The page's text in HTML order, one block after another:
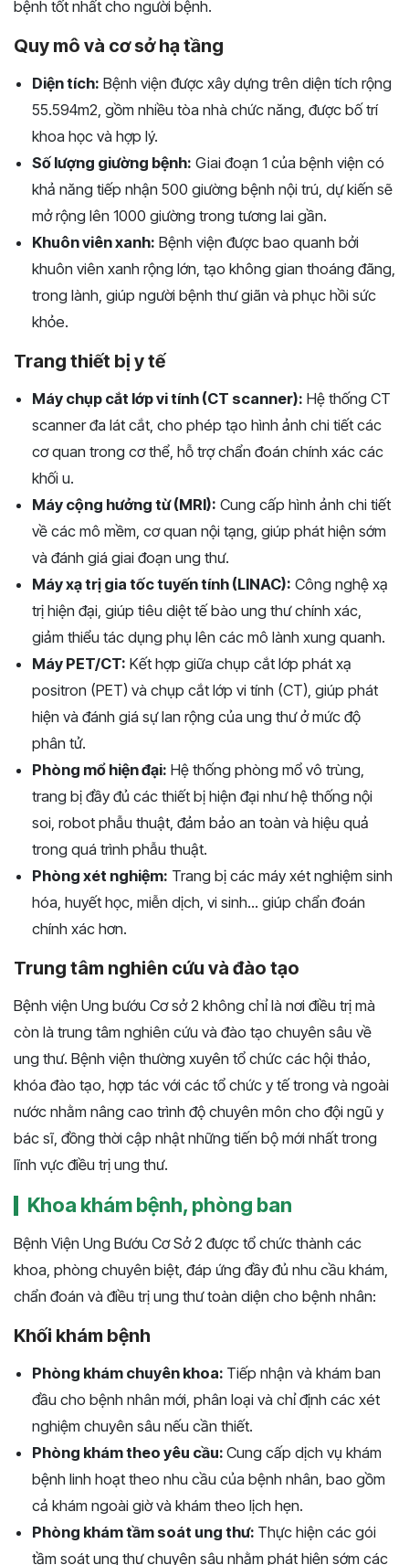
bệnh tốt nhất cho người bệnh.
Quy mô và cơ sở hạ tầng
Diện tích: Bệnh viện được xây dựng trên diện tích rộng
55.594m2, gồm nhiều tòa nhà chức năng, được bố trí
khoa học và hợp lý.
Số lượng giường bệnh: Giai đoạn 1 của bệnh viện có
khả năng tiếp nhận 500 giường bệnh nội trú, dự kiến sẽ
mở rộng lên 1000 giường trong tương lai gần.
Khuôn viên xanh: Bệnh viện được bao quanh bởi
khuôn viên xanh rộng lớn, tạo không gian thoáng đãng,
trong lành, giúp người bệnh thư giãn và phục hồi sức
khỏe.
Trang thiết bị y tế
Máy chụp cắt lớp vi tính (CT scanner): Hệ thống CT
scanner đa lát cắt, cho phép tạo hình ảnh chi tiết các
cơ quan trong cơ thể, hỗ trợ chẩn đoán chính xác các
khối u.
Máy cộng hưởng từ (MRI): Cung cấp hình ảnh chi tiết
về các mô mềm, cơ quan nội tạng, giúp phát hiện sớm
và đánh giá giai đoạn ung thư.
Máy xạ trị gia tốc tuyến tính (LINAC): Công nghệ xạ
trị hiện đại, giúp tiêu diệt tế bào ung thư chính xác,
giảm thiểu tác dụng phụ lên các mô lành xung quanh.
Máy PET/CT: Kết hợp giữa chụp cắt lớp phát xạ
positron (PET) và chụp cắt lớp vi tính (CT), giúp phát
hiện và đánh giá sự lan rộng của ung thư ở mức độ
phân tử.
Phòng mổ hiện đại: Hệ thống phòng mổ vô trùng,
trang bị đầy đủ các thiết bị hiện đại như hệ thống nội
soi, robot phẫu thuật, đảm bảo an toàn và hiệu quả
trong quá trình phẫu thuật.
Phòng xét nghiệm: Trang bị các máy xét nghiệm sinh
hóa, huyết học, miễn dịch, vi sinh... giúp chẩn đoán
chính xác hơn.
Trung tâm nghiên cứu và đào tạo
Bệnh viện Ung bướu Cơ sở 2 không chỉ là nơi điều trị mà
còn là trung tâm nghiên cứu và đào tạo chuyên sâu về
ung thư. Bệnh viện thường xuyên tổ chức các hội thảo,
khóa đào tạo, hợp tác với các tổ chức y tế trong và ngoài
nước nhằm nâng cao trình độ chuyên môn cho đội ngũ y
bác sĩ, đồng thời cập nhật những tiến bộ mới nhất trong
lĩnh vực điều trị ung thư.
Khoa khám bệnh, phòng ban
Bệnh Viện Ung Bướu Cơ Sở 2 được tổ chức thành các
khoa, phòng chuyên biệt, đáp ứng đầy đủ nhu cầu khám,
chẩn đoán và điều trị ung thư toàn diện cho bệnh nhân:
Khối khám bệnh
Phòng khám chuyên khoa: Tiếp nhận và khám ban
đầu cho bệnh nhân mới, phân loại và chỉ định các xét
nghiệm chuyên sâu nếu cần thiết.
Phòng khám theo yêu cầu: Cung cấp dịch vụ khám
bệnh linh hoạt theo nhu cầu của bệnh nhân, bao gồm
cả khám ngoài giờ và khám theo lịch hẹn.
Phòng khám tầm soát ung thư: Thực hiện các gói
tầm soát ung thư chuyên sâu nhằm phát hiện sớm các